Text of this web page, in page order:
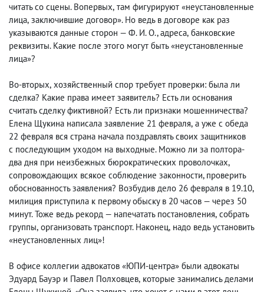
читать со сцены. Вопервых, там фигурируют «неустановленные
лица, заключившие договор». Но ведь в договоре как раз
указываются данные сторон — Ф. И. О., адреса, банковские
реквизиты. Какие после этого могут быть «неустановленные
лица»?
Во-вторых, хозяйственный спор требует проверки: была ли
сделка? Какие права имеет заявитель? Есть ли основания
считать сделку фиктивной? Есть ли признаки мошенничества?
Елена Щукина написала заявление 21 февраля, а уже с обеда
22 февраля вся страна начала поздравлять своих защитников
с последующим уходом на выходные. Можно ли за полтора-
два дня при неизбежных бюрократических проволочках,
сопровождающих всякое соблюдение законности, проверить
обоснованность заявления? Возбудив дело 26 февраля в 19.10,
милиция приступила к первому обыску в 20 часов — через 50
минут. Тоже ведь рекорд — напечатать постановления, собрать
группы, организовать транспорт. Наконец, надо ведь установить
«неустановленных лиц»!
В офисе коллегии адвокатов «ЮПИ-центра» были адвокаты
Эдуард Бауэр и Павел Полховцев, которые занимались делами